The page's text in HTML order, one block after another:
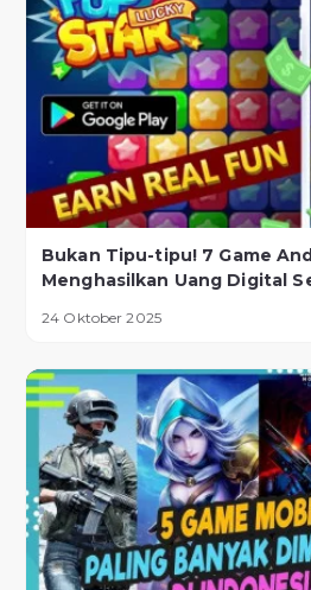
Bukan Tipu-tipu! 7 Game
Menghasilkan Uang Digital
24 Oktober 2025